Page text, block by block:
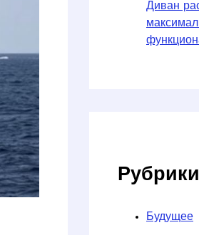
Диван
Рубрики
Будущее